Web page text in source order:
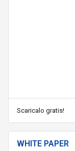
Scaricalo gratis!
WHITE PAPER